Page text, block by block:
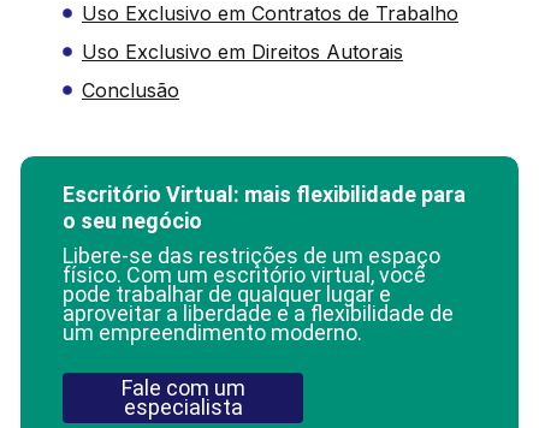
Uso Exclusivo em Contratos de Trabalho
Uso Exclusivo em Direitos Autorais
Conclusão
Escritório Virtual: mais flexibilidade para
o seu negócio
Libere-se das restrições de um espaço
físico. Com um escritório virtual, você
pode trabalhar de qualquer lugar e
aproveitar a liberdade e a flexibilidade de
um empreendimento moderno.
Fale com um
especialista